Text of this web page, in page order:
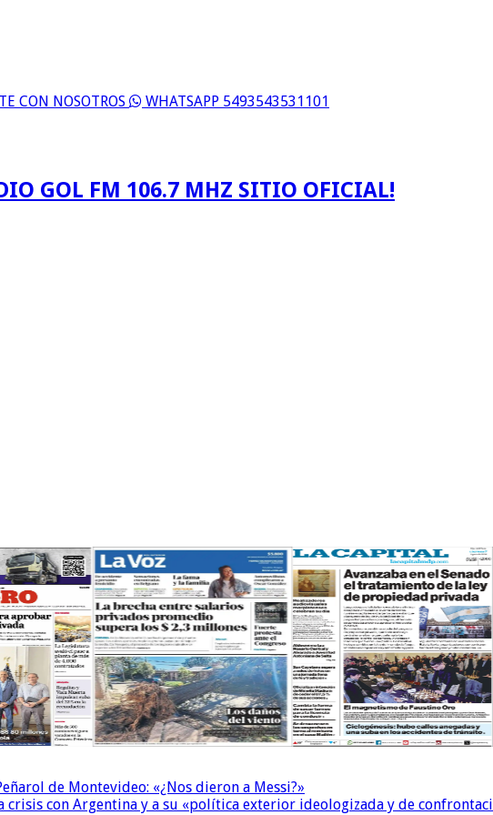
CON NOSOTROS
WHATSAPP 5493543531101
GOL FM 106.7 MHZ SITIO OFICIAL!
de Montevideo: «¿Nos dieron a Messi?»
crisis con Argentina y a su «política exterior ideologizada y de